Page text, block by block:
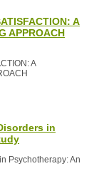
A
APPROACH
A
in
Psychotherapy: An